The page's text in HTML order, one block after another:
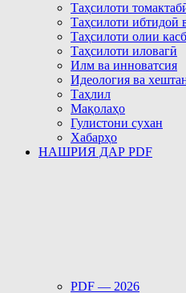
Таҳсилоти
Таҳсилоти ибтидоӣ
Таҳсилоти олии
Таҳсилоти иловагӣ
Илм ва инноватсия
Идеология ва
Таҳлил
Мақолаҳо
Гулистони сухан
Хабарҳо
НАШРИЯ ДАР PDF
PDF — 2026